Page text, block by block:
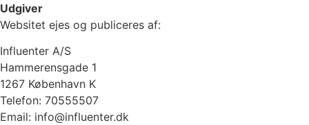
Udgiver
Websitet ejes og publiceres af:
Influenter A/S
Hammerensgade 1
1267 København K
Telefon: 70555507
Email: info@influenter.dk